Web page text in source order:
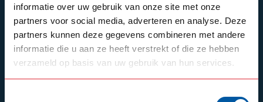
informatie over uw gebruik van onze site met onze
partners voor social media, adverteren en analyse. Deze
partners kunnen deze gegevens combineren met andere
informatie die u aan ze heeft verstrekt of die ze hebben
verzameld op basis van uw gebruik van hun services.
SUBSCRIBE TO OUR NEWSLETTER
Stay up to date with our latest offers